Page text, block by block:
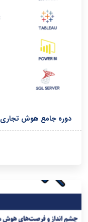
دوره جامع هوش تجاری